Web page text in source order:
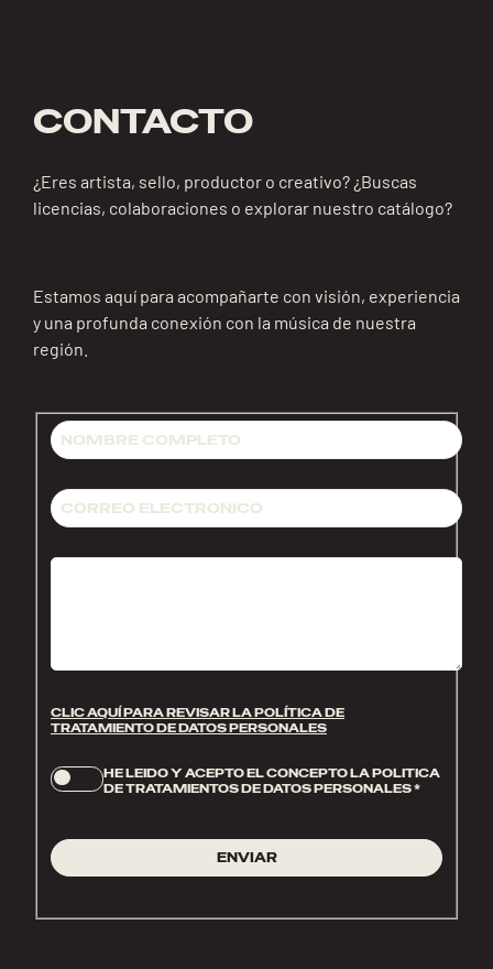
CONTACTO
¿Eres artista, sello, productor o creativo? ¿Buscas
licencias, colaboraciones o explorar nuestro catálogo?
Estamos aquí para acompañarte con visión, experiencia
y una profunda conexión con la música de nuestra
región.
CLIC AQUÍ PARA REVISAR LA POLÍTICA DE
TRATAMIENTO DE DATOS PERSONALES
HE LEIDO Y ACEPTO EL CONCEPTO LA POLITICA
DE TRATAMIENTOS DE DATOS PERSONALES*
ENVIAR